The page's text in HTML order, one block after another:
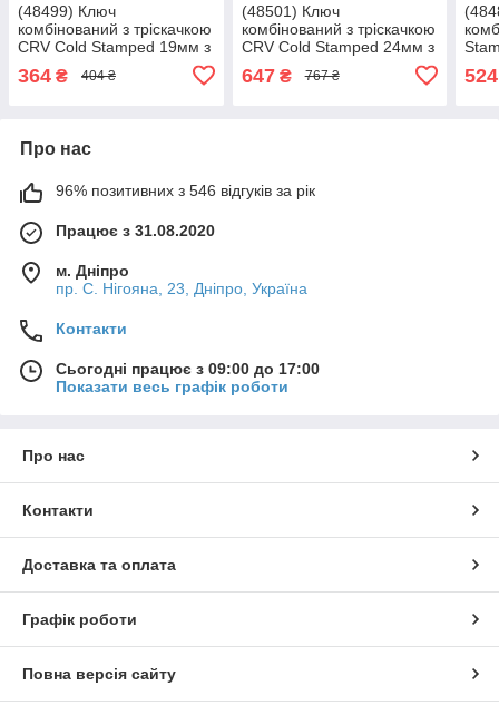
(48499) Ключ
комбінований з тріскачкою
CRV Cold Stamped 19мм з
364 ₴ 404 ₴
(48501) Ключ
комбінований з тріскачкою
CRV Cold Stamped 24мм з
647₴ 767 ₴ 524
Про нас
96% позитивних з 546 відгуків за рік
Працює з 31.08.2020
м. Дніпро
пр. С. Нігояна, 23, Дніпро, Україна
Контакти
Сьогодні працює з 09:00 до 17:00
Показати весь графік роботи
Про нас
Контакти
Доставка та оплата
Графік роботи
Повна версія сайту